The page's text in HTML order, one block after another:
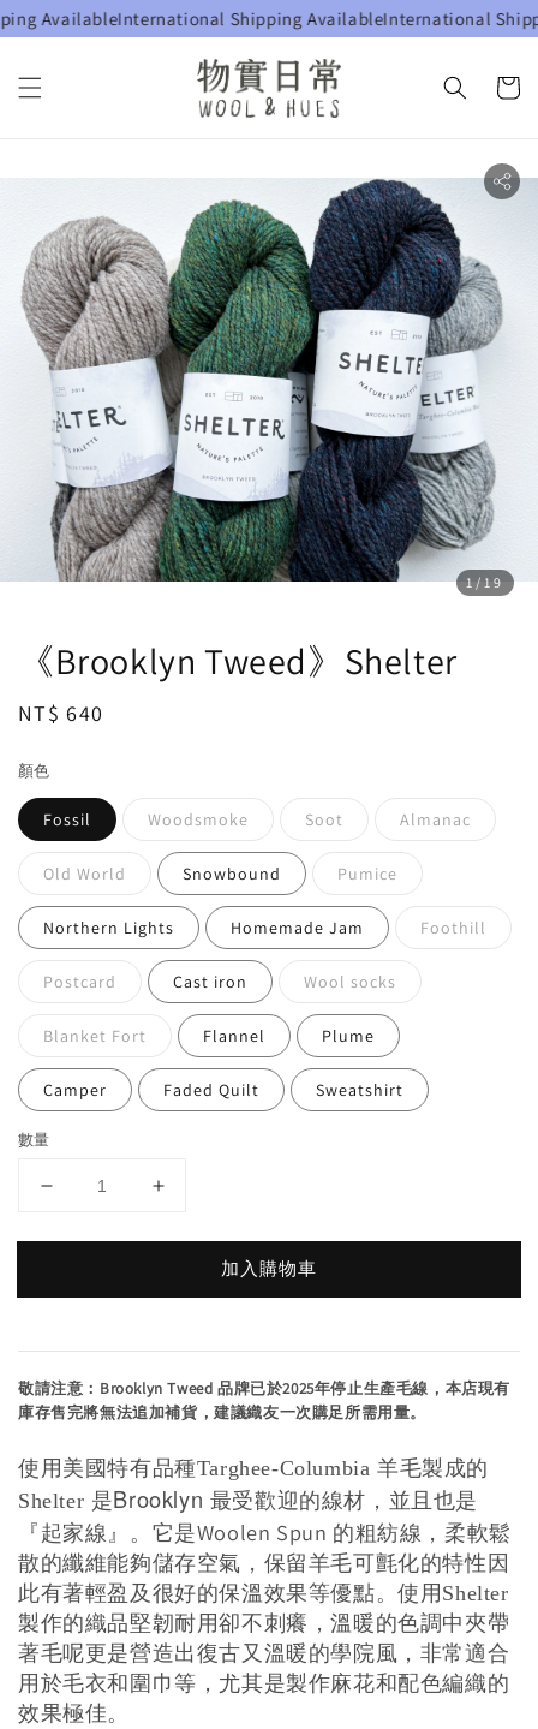
AvailableInternational Shipping AvailableInternational
1 /19
《Brooklyn Tweed》Shelter
Regular
NT$ 640
顏色
Fossil Woodsmoke Soot Almanac
Old World Snowbound Pumice
Northern Lights Homemade Jam Foothill
Postcard Cast iron Wool socks
Blanket Fort Flannel Plume
Camper Faded Quilt Sweatshirt
數量
加入購物車
敬請注意：Brooklyn Tweed 品牌已於2025年停止生產毛線，本店現有
庫存售完將無法追加補貨，建議織友一次購足所需用量。
使用美國特有品種Targhee-Columbia羊毛製成的
Shelter 是Brooklyn 最受歡迎的線材，並且也是
『起家線』。 它是Woolen Spun 的粗紡線，柔軟鬆
散的纖維能夠儲存空氣，保留羊毛可氈化的特性因
此有著輕盈及很好的保溫效果等優點。使用Shelter
製作的織品堅韌耐用卻不刺癢，溫暖的色調中夾帶
著毛呢更是營造出復古又溫暖的學院風，非常適合
用於毛衣和圍巾等，尤其是製作麻花和配色編織的
效果極佳。